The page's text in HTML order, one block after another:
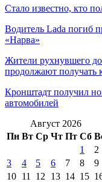
Стало известно, кто
Водитель Lada погиб
«Нарва»
Жители рухнувшего
продолжают
Кронштадт получил
автомобилей
Август 2026
Пн Вт Ср Чт Пт Сб
1
2
3
4 5 6 7 8
9
10 11 12 13 14 15